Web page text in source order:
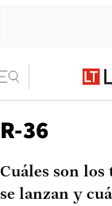
R-36
Cuáles son los
se lanzan y